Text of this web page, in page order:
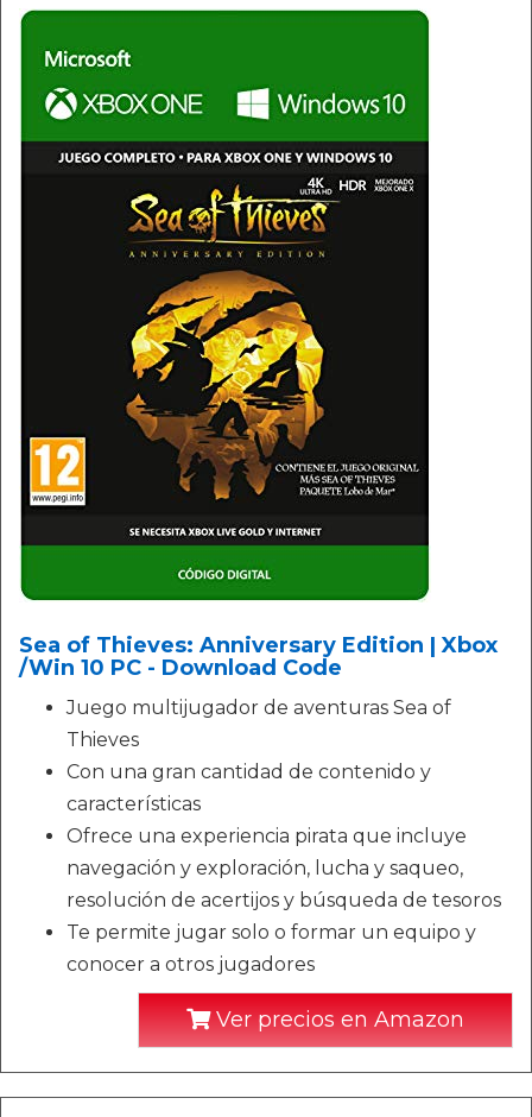
Sea of Thieves: Anniversary Edition | Xbox
/Win 10 PC - Download Code
Juego multijugador de aventuras Sea of
Thieves
Con una gran cantidad de contenido y
características
Ofrece una experiencia pirata que incluye
navegación y exploración, lucha y saqueo,
resolución de acertijos y búsqueda de tesoros
Te permite jugar solo o formar un equipo y
conocer a otros jugadores
Ver precios en Amazon